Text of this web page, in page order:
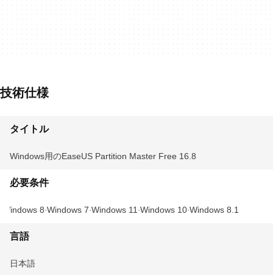
技術仕様
タイトル
Windows用のEaseUS Partition Master Free 16.8
必要条件
Windows 8 Windows 7 Windows 11 Windows 10 Windows 8.1
言語
日本語